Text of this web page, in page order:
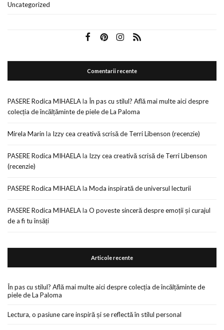
Uncategorized
Comentarii recente
PASERE Rodica MIHAELAla În pas cu stilul? Află mai multe aici despre
colecția de încălțăminte de piele de La Paloma
Mirela Marin la Izzy cea creativă scrisă de Terri Libenson (recenzie)
PASERE Rodica MIHAELAla Izzy cea creativă scrisă de Terri Libenson
(recenzie)
PASERE Rodica MIHAELAla Moda inspirată de universul lecturii
PASERE Rodica MIHAELAla O poveste sinceră despre emoții și curajul
de a fi tu însăți
Articole recente
În pas cu stilul? Află mai multe aici despre colecția de încălțăminte de
piele de La Paloma
Lectura, o pasiune care inspiră și se reflectă în stilul personal